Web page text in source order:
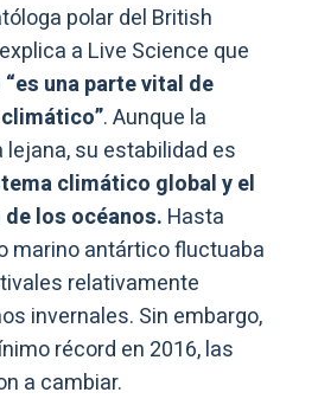
polar del British
a Live Science que
una parte vital de
. Aunque la
su estabilidad es
climático global y el
los océanos. Hasta
marino antártico fluctuaba
relativamente
invernales. Sin embargo,
récord en 2016, las
a cambiar.